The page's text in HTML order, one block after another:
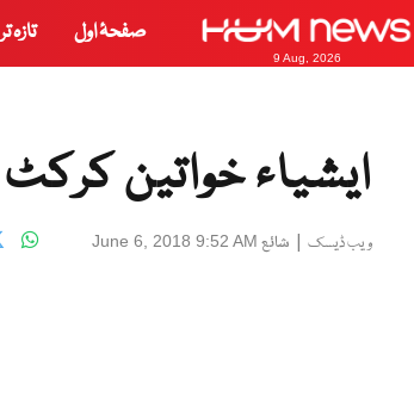
9 Aug, 2026
صفحۂ اول تازہ
ایشیاء خواتین
ویب ڈیسک | شائع June 6, 2018 9:52 AM